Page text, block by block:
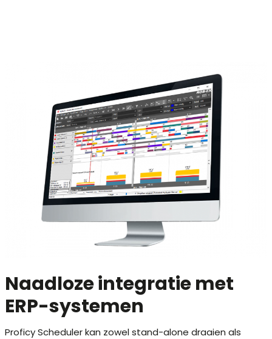
Naadloze integratie met
ERP-systemen
Proficy Scheduler kan zowel stand-alone draaien als